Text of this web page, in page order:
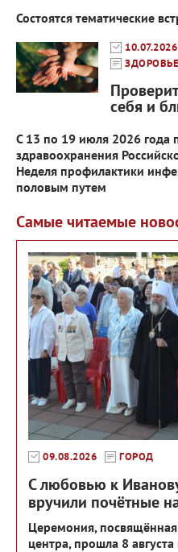
Состоятся тематические
10.07.2026
ЗДОРОВЬЕ
себя и
С 13 по 19 июля 2026 года
здравоохранения
Неделя профилактики
половым путем
Самые читаемые
09.08.2026 ГОРОД
С любовью к
вручили почётные
Церемония,
центра, прошла 8